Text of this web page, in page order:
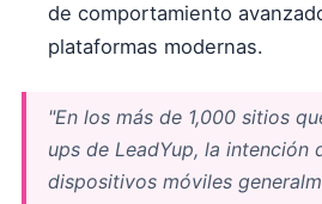
de comportamiento
plataformas modernas.
"En los más de 1,000 sitios
ups de LeadYup, la intención
dispositivos móviles